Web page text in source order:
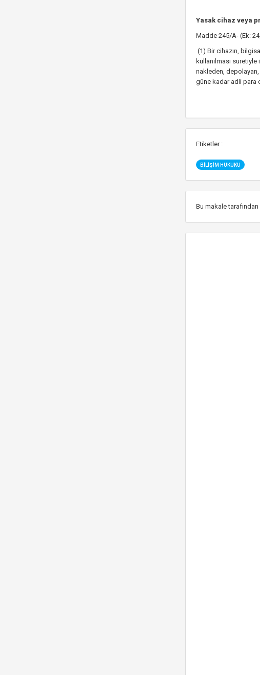
Yasak cihaz veya
Madde 245/A- (Ek:
(1) Bir cihazın,
kullanılması
nakleden, depolayan,
güne kadar adli para
Etiketler :
BILIŞIM HUKUKU
Bu makaletarafından